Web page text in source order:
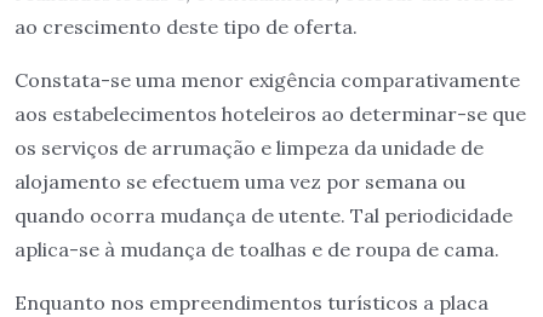
ao crescimento deste tipo de oferta.
Constata-se uma menor exigência comparativamente
aos estabelecimentos hoteleiros ao determinar-se que
os serviços de arrumação e limpeza da unidade de
alojamento se efectuem uma vez por semana ou
quando ocorra mudança de utente. Tal periodicidade
aplica-se à mudança de toalhas e de roupa de cama.
Enquanto nos empreendimentos turísticos a placa